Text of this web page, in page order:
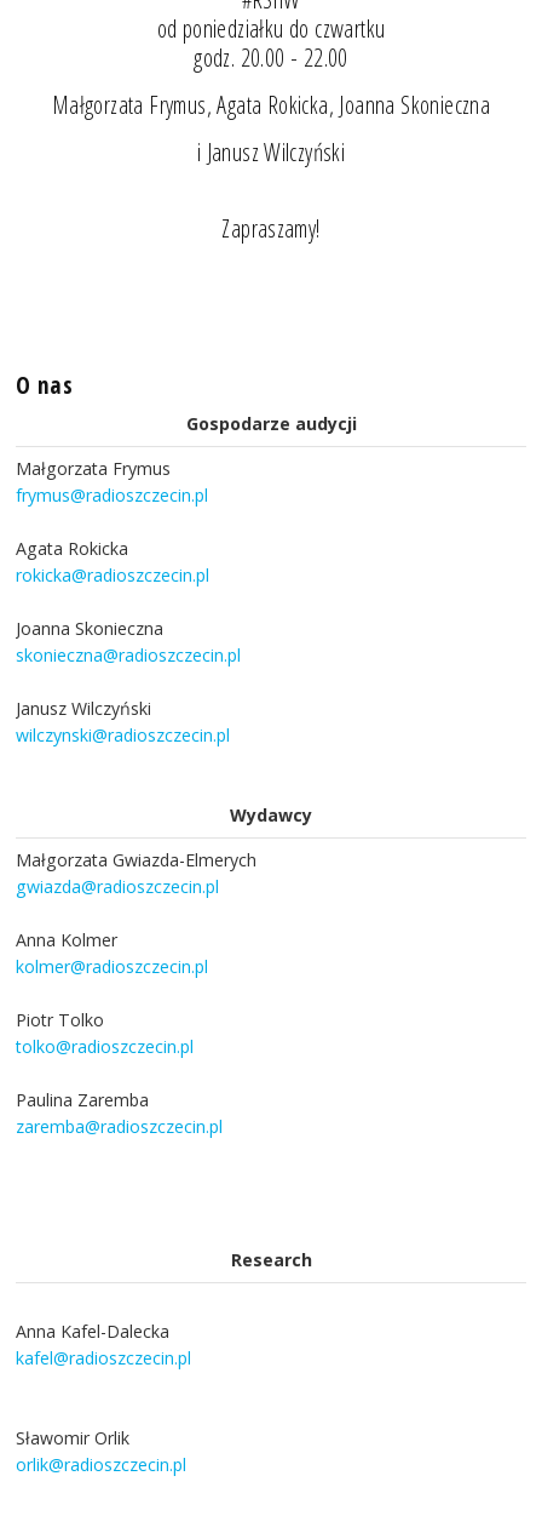
od poniedziałku do czwartku
godz. 20.00 - 22.00
Małgorzata Frymus, Agata Rokicka, Joanna Skonieczna
i Janusz Wilczyński
Zapraszamy!
O nas
Gospodarze audycji
Małgorzata Frymus
frymus@radioszczecin.pl
Agata Rokicka
rokicka@radioszczecin.pl
Joanna Skonieczna
skonieczna@radioszczecin.pl
Janusz Wilczyński
wilczynski@radioszczecin.pl
Wydawcy
Małgorzata Gwiazda-Elmerych
gwiazda@radioszczecin.pl
Anna Kolmer
kolmer@radioszczecin.pl
Piotr Tolko
tolko@radioszczecin.pl
Paulina Zaremba
zaremba@radioszczecin.pl
Research
Anna Kafel-Dalecka
kafel@radioszczecin.pl
Sławomir Orlik
orlik@radioszczecin.pl